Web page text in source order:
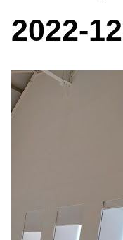
2022-